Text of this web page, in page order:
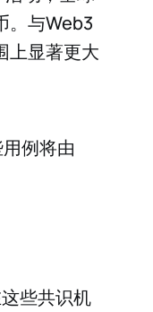
。与Web3
上显著更大
例将由
些共识机